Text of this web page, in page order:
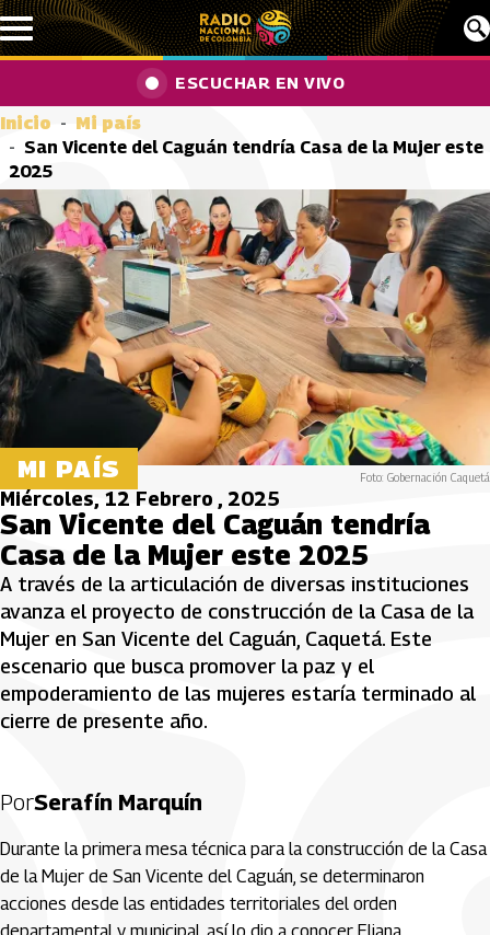
Pasar al contenido principal
ESCUCHAR EN VIVO
Inicio
Mi país
San Vicente del Caguán tendría Casa de la Mujer este
2025
MI PAÍS Foto: Gobernación Caquetá
Miércoles, 12 Febrero , 2025
San Vicente del Caguán tendría
Casa de la Mujer este 2025
A través de la articulación de diversas instituciones
avanza el proyecto de construcción de la Casa de la
Mujer en San Vicente del Caguán, Caquetá. Este
escenario que busca promover la paz y el
empoderamiento de las mujeres estaría terminado al
cierre de presente año.
PorSerafín Marquín
Durante la primera mesa técnica para la construcción de la Casa
de la Mujer de San Vicente del Caguán, se determinaron
acciones desde las entidades territoriales del orden